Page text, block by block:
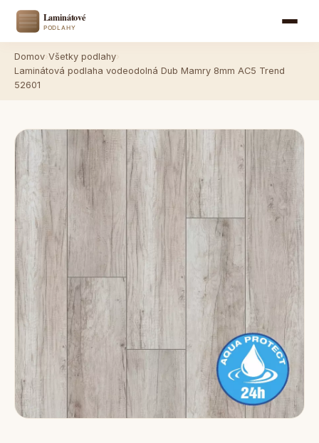
Domov Všetky podlahy
Laminátová podlaha vodeodolná Dub Mamry 8mm AC5 Trend
52601